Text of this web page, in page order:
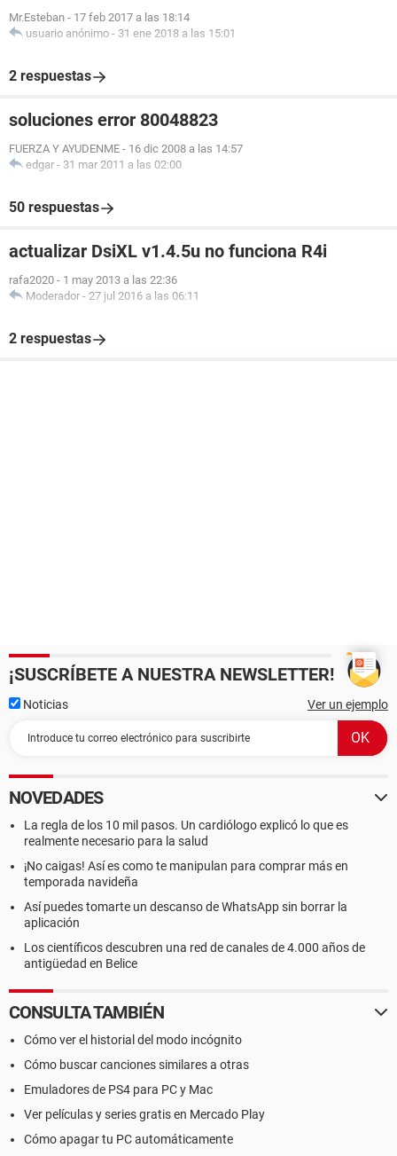
Mr.Esteban - 17 feb 2017 a las 18:14
usuario anónimo - 31 ene 2018 a las 15:01
2 respuestas
soluciones error 80048823
FUERZA Y AYUDENME - 16 dic 2008 a las 14:57
edgar - 31 mar 2011 a las 02:00
50 respuestas
actualizar DsiXL v1.4.5u no funciona R4i
rafa2020 - 1 may 2013 a las 22:36
Moderador - 27 jul 2016 a las 06:11
2 respuestas
¡SUSCRÍBETE A NUESTRA NEWSLETTER!
Noticias Ver un ejemplo
NOVEDADES
La regla de los 10 mil pasos. Un cardiólogo explicó lo que es
realmente necesario para la salud
¡No caigas! Así es como te manipulan para comprar más en
temporada navideña
Así puedes tomarte un descanso de WhatsApp sin borrar la
aplicación
Los científicos descubren una red de canales de 4.000 años de
antigüedad en Belice
CONSULTA TAMBIÉN
Cómo ver el historial del modo incógnito
Cómo buscar canciones similares a otras
Emuladores de PS4 para PC y Mac
Ver películas y series gratis en Mercado Play
Cómo apagar tu PC automáticamente